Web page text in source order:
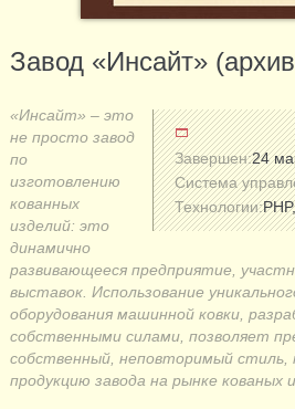
Завод «Инсайт»
Завершен:24
Система
Технологии:
«Инсайт» – это
не просто завод
по
изготовлению
кованных
изделий: это
динамично
развивающееся предприятие,
выставок. Использование
оборудования машинной ковки,
собственными силами, позволяет
собственный, неповторимый
продукцию завода на рынке кованых